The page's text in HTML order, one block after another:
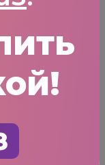
прожилками.
или
полива